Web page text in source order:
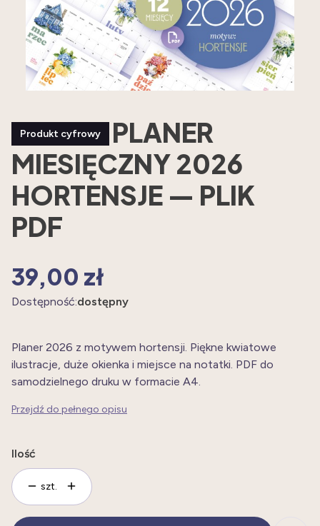
Produkt cyfrowy
PLANER
MIESIĘCZNY 2026
HORTENSJE — PLIK
PDF
Cena
39,00 zł
Dostępność:dostępny
Planer 2026 z motywem hortensji. Piękne kwiatowe
ilustracje, duże okienka i miejsce na notatki. PDF do
samodzielnego druku w formacie A4.
Przejdź do pełnego opisu
Ilość
szt.